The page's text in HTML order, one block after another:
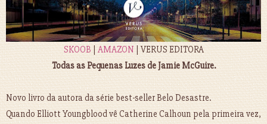
SKOOB| AMAZON | VERUS EDITORA
Todas as Pequenas Luzes de Jamie McGuire.
Novo livro da autora da série best-seller Belo Desastre.
Quando Elliott Youngblood vê Catherine Calhoun pela primeira vez,